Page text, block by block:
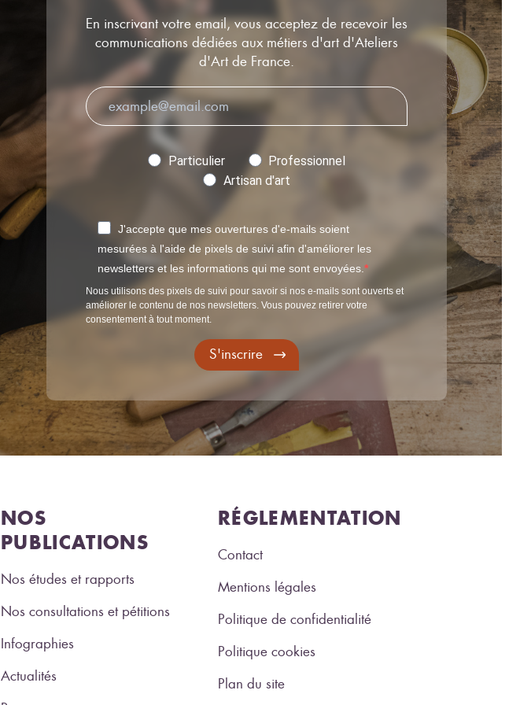
En inscrivant votre email, vous acceptez de recevoir les
communications dédiées aux métiers d'art d'Ateliers
d'Art de France.
Particulier
Professionnel
Artisan d'art
J'accepte que mes ouvertures d'e-mails soient
mesurées à l'aide de pixels de suivi afin d'améliorer les
newsletters et les informations qui me sont envoyées.
Nous utilisons des pixels de suivi pour savoir si nos e-mails sont ouverts et
améliorer le contenu de nos newsletters. Vous pouvez retirer votre
consentement à tout moment.
S'inscrire
NOS
PUBLICATIONS
Nos études et rapports
Nos consultations et pétitions
Infographies
Actualités
RÉGLEMENTATION
Contact
Mentions légales
Politique de confidentialité
Politique cookies
Plan du site